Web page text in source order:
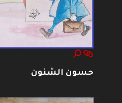
حسون الشنون